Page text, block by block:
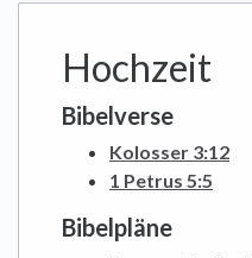
Hochzeit
Bibelverse
Kolosser 3:12
1 Petrus 5:5
Bibelpläne